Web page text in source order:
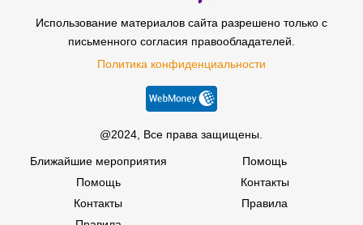
Использование материалов сайта разрешено только с
письменного согласия правообладателей.
Политика конфиденциальности
@2024, Все права защищены.
Ближайшие мероприятия
Помощь
Контакты
Помощь
Контакты
Правила